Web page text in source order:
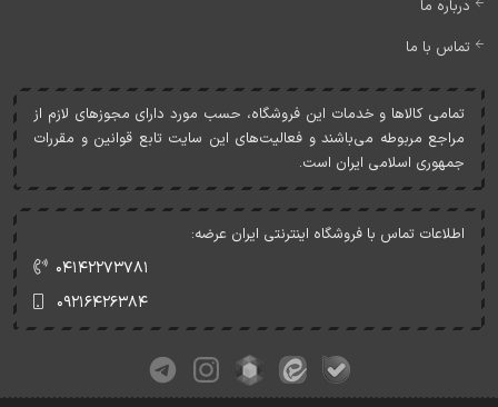
درباره ما
تماس با ما
تمامی کالاها و خدمات اين فروشگاه، حسب مورد دارای مجوزهای لازم از
مراجع مربوطه می‌باشند و فعاليت‌های اين سايت تابع قوانين و مقررات
جمهوری اسلامی ايران است.
اطلاعات تماس با فروشگاه اینترنتی ایران عرضه:
۰۴۱۴۲۲۷۳۷۸۱
۰۹۲۱۶۴۲۶۳۸۴